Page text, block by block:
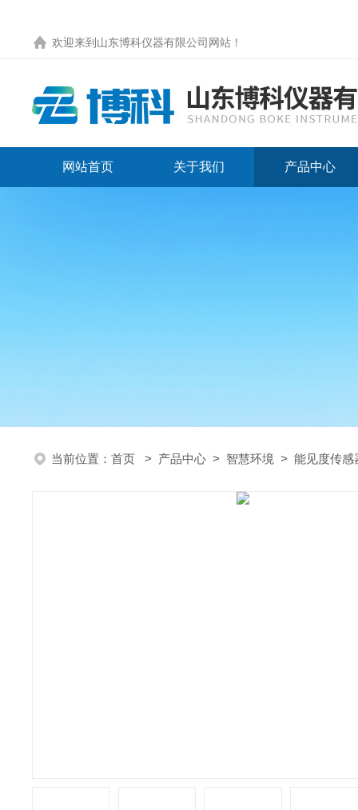
欢迎来到 山东博科仪器有限公司网站 ！
网站首页 关于我们 产品中心
当前位置： 首页 > 产品中心 > 智慧环境 > 能见度传感